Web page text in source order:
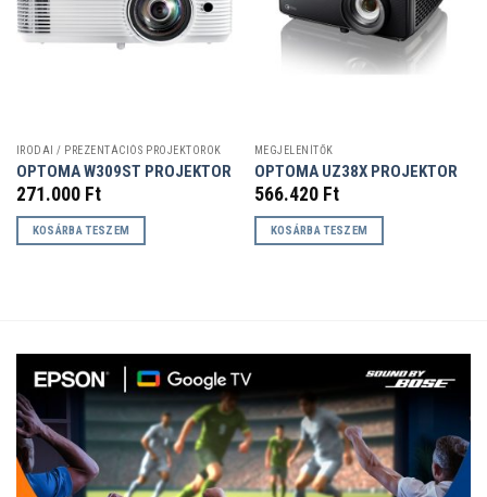
IRODAI / PREZENTÁCIÓS PROJEKTOROK
OPTOMA W309ST PROJEKTOR
271.000 Ft
KOSÁRBA TESZEM
MEGJELENÍTŐK
OPTOMA UZ38X PROJEKTOR
566.420 Ft
KOSÁRBA TESZEM